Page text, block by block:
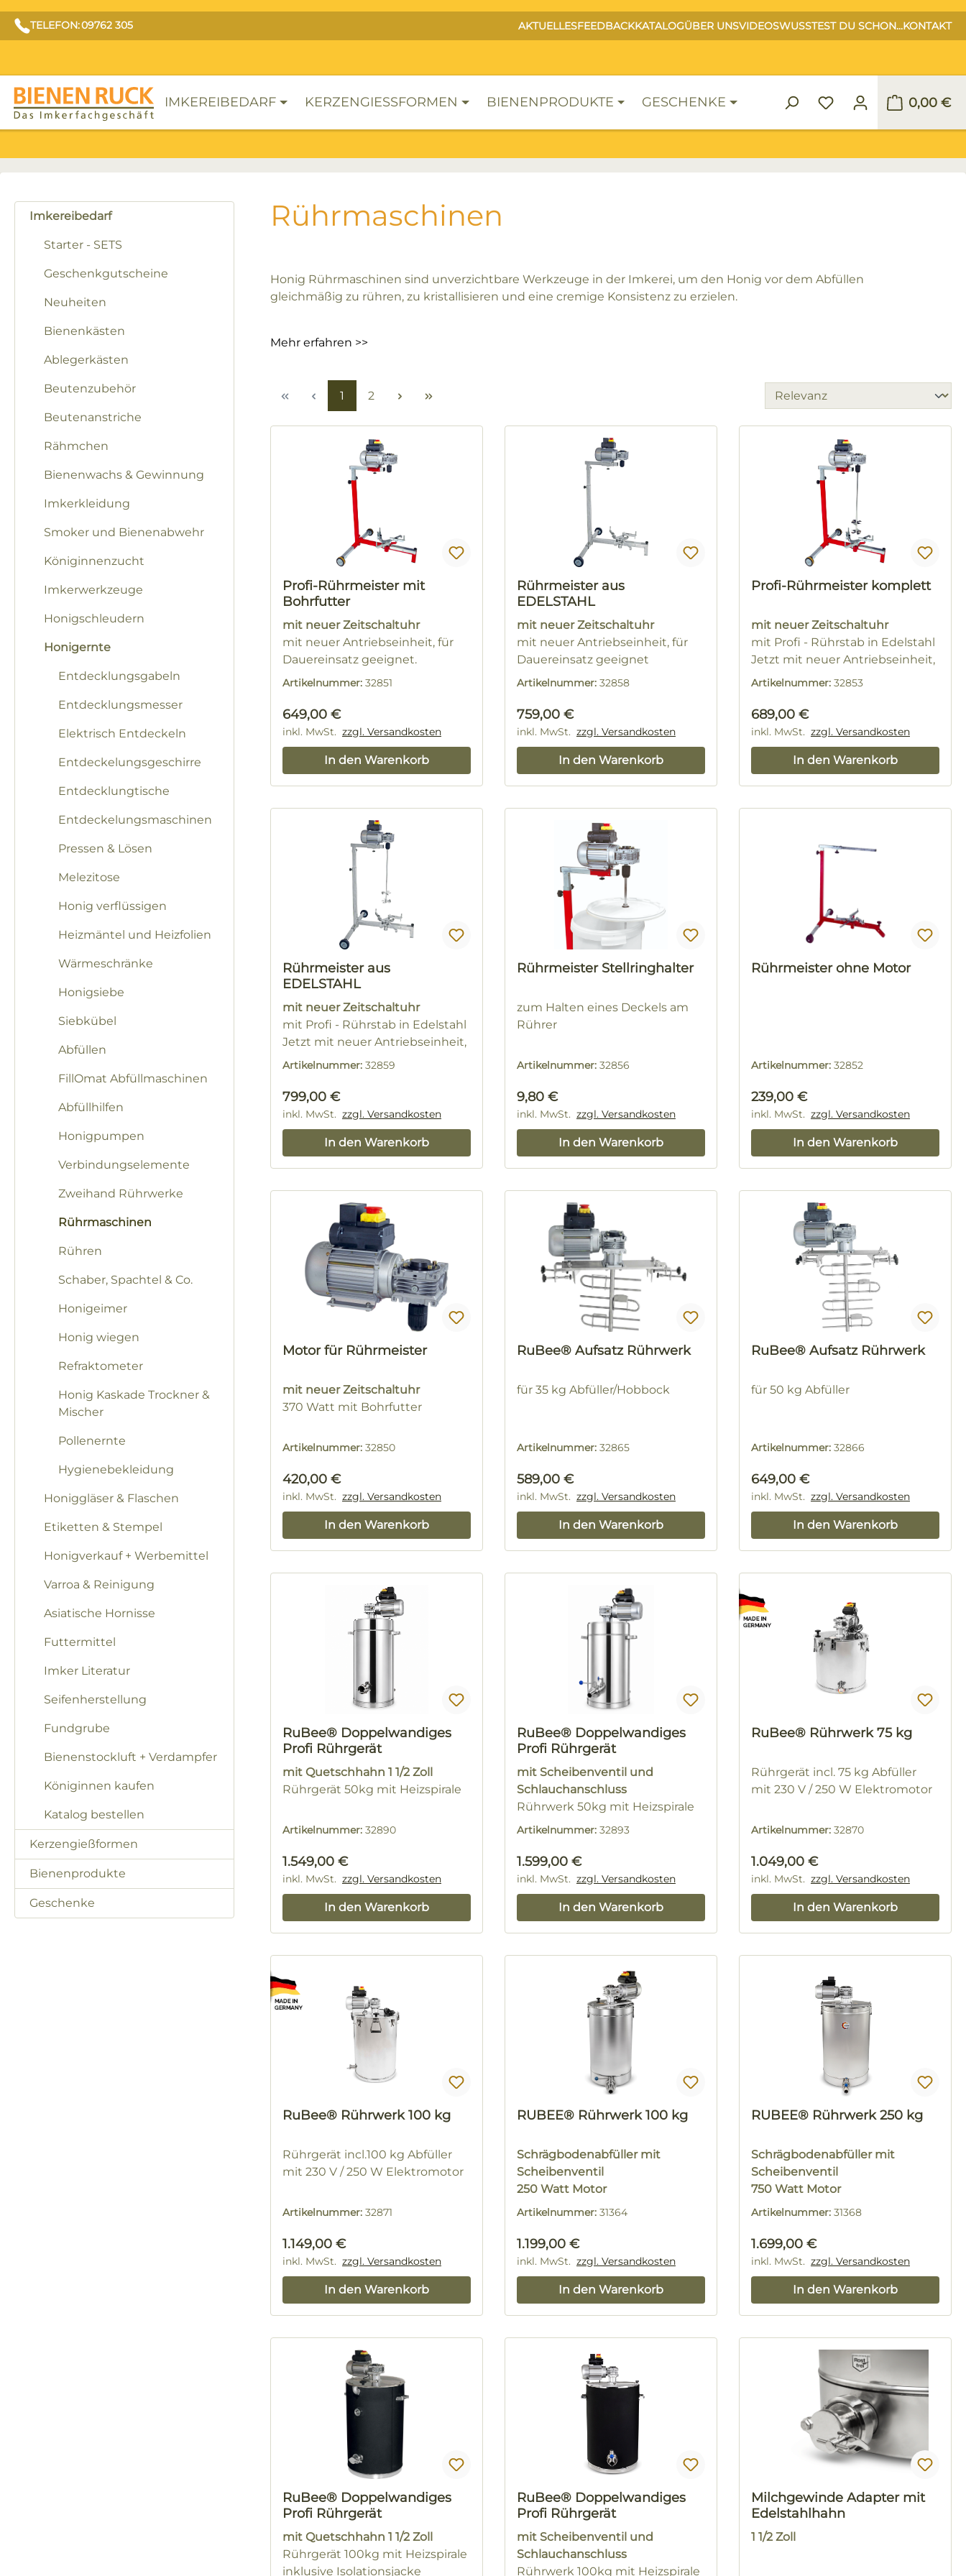
TELEFON: 09762 305 AKTUELLESFEEDBACKKATALOGÜBER UNSVIDEOSWUSSTEST DU SCHON...KONTAKT
IMKEREIBEDARF KERZENGIESSFORMEN BIENENPRODUKTE GESCHENKE 0,00 €
Imkereibedarf
Starter - SETS
Geschenkgutscheine
Neuheiten
Bienenkästen
Ablegerkästen
Beutenzubehör
Beutenanstriche
Rähmchen
Bienenwachs & Gewinnung
Imkerkleidung
Smoker und Bienenabwehr
Königinnenzucht
Imkerwerkzeuge
Honigschleudern
Honigernte
Entdecklungsgabeln
Entdecklungsmesser
Elektrisch Entdeckeln
Entdeckelungsgeschirre
Entdecklungtische
Entdeckelungsmaschinen
Pressen & Lösen
Melezitose
Honig verflüssigen
Heizmäntel und Heizfolien
Wärmeschränke
Honigsiebe
Siebkübel
Abfüllen
FillOmat Abfüllmaschinen
Abfüllhilfen
Honigpumpen
Verbindungselemente
Zweihand Rührwerke
Rührmaschinen
Rühren
Schaber, Spachtel & Co.
Honigeimer
Honig wiegen
Refraktometer
Honig Kaskade Trockner &
Mischer
Pollenernte
Hygienebekleidung
Honiggläser & Flaschen
Etiketten & Stempel
Honigverkauf + Werbemittel
Varroa & Reinigung
Asiatische Hornisse
Futtermittel
Imker Literatur
Seifenherstellung
Fundgrube
Bienenstockluft + Verdampfer
Königinnen kaufen
Katalog bestellen
Kerzengießformen
Bienenprodukte
Geschenke
Rührmaschinen
Honig Rührmaschinen sind unverzichtbare Werkzeuge in der Imkerei, um den Honig vor dem Abfüllen
gleichmäßig zu rühren, zu kristallisieren und eine cremige Konsistenz zu erzielen.
Mehr erfahren >>
Seite
1 Seite
2
Profi-Rührmeister mit
Bohrfutter
mit neuer Zeitschaltuhr
mit neuer Antriebseinheit, für
Dauereinsatz geeignet.
Ohne Rührstab
Artikelnummer: 32851
Regulärer Preis:
649,00 €
inkl. MwSt. zzgl. Versandkosten
In den Warenkorb
Rührmeister aus
EDELSTAHL
mit neuer Zeitschaltuhr
mit neuer Antriebseinheit, für
Dauereinsatz geeignet
Ohne Rührstab
Artikelnummer: 32858
Regulärer Preis:
759,00 €
inkl. MwSt. zzgl. Versandkosten
In den Warenkorb
Profi-Rührmeister komplett
mit neuer Zeitschaltuhr
mit Profi - Rührstab in Edelstahl
Jetzt mit neuer Antriebseinheit,
für Dauereinsatz geeignet.
Artikelnummer: 32853
Regulärer Preis:
689,00 €
inkl. MwSt. zzgl. Versandkosten
In den Warenkorb
Rührmeister aus
EDELSTAHL
mit neuer Zeitschaltuhr
mit Profi - Rührstab in Edelstahl
Jetzt mit neuer Antriebseinheit,
für Dauereinsatz geeignet.
Artikelnummer: 32859
Regulärer Preis:
799,00 €
inkl. MwSt. zzgl. Versandkosten
In den Warenkorb
Rührmeister Stellringhalter
zum Halten eines Deckels am
Rührer
Artikelnummer: 32856
Regulärer Preis:
9,80 €
inkl. MwSt. zzgl. Versandkosten
In den Warenkorb
Rührmeister ohne Motor
Artikelnummer: 32852
Regulärer Preis:
239,00 €
inkl. MwSt. zzgl. Versandkosten
In den Warenkorb
Motor für Rührmeister
mit neuer Zeitschaltuhr
370 Watt mit Bohrfutter
Artikelnummer: 32850
Regulärer Preis:
420,00 €
inkl. MwSt. zzgl. Versandkosten
In den Warenkorb
RuBee® Aufsatz Rührwerk
für 35 kg Abfüller/Hobbock
Artikelnummer: 32865
Regulärer Preis:
589,00 €
inkl. MwSt. zzgl. Versandkosten
In den Warenkorb
RuBee® Aufsatz Rührwerk
für 50 kg Abfüller
Artikelnummer: 32866
Regulärer Preis:
649,00 €
inkl. MwSt. zzgl. Versandkosten
In den Warenkorb
RuBee® Doppelwandiges
Profi Rührgerät
mit Quetschhahn 1 1/2 Zoll
Rührgerät 50kg mit Heizspirale
Artikelnummer: 32890
Regulärer Preis:
1.549,00 €
inkl. MwSt. zzgl. Versandkosten
In den Warenkorb
RuBee® Doppelwandiges
Profi Rührgerät
mit Scheibenventil und
Schlauchanschluss
Rührwerk 50kg mit Heizspirale
Artikelnummer: 32893
Regulärer Preis:
1.599,00 €
inkl. MwSt. zzgl. Versandkosten
In den Warenkorb
RuBee® Rührwerk 75 kg
Rührgerät incl. 75 kg Abfüller
mit 230 V / 250 W Elektromotor
Artikelnummer: 32870
Regulärer Preis:
1.049,00 €
inkl. MwSt. zzgl. Versandkosten
In den Warenkorb
RuBee® Rührwerk 100 kg
Rührgerät incl.100 kg Abfüller
mit 230 V / 250 W Elektromotor
Artikelnummer: 32871
Regulärer Preis:
1.149,00 €
inkl. MwSt. zzgl. Versandkosten
In den Warenkorb
RUBEE® Rührwerk 100 kg
Schrägbodenabfüller mit
Scheibenventil
250 Watt Motor
Artikelnummer: 31364
Regulärer Preis:
1.199,00 €
inkl. MwSt. zzgl. Versandkosten
In den Warenkorb
RUBEE® Rührwerk 250 kg
Schrägbodenabfüller mit
Scheibenventil
750 Watt Motor
Artikelnummer: 31368
Regulärer Preis:
1.699,00 €
inkl. MwSt. zzgl. Versandkosten
In den Warenkorb
RuBee® Doppelwandiges
Profi Rührgerät
mit Quetschhahn 1 1/2 Zoll
Rührgerät 100kg mit Heizspirale
inklusive Isolationsjacke
RuBee® Doppelwandiges
Profi Rührgerät
mit Scheibenventil und
Schlauchanschluss
Rührwerk 100kg mit Heizspirale
Milchgewinde Adapter mit
Edelstahlhahn
1 1/2 Zoll